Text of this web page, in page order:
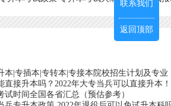
本|专插本|专转本|专接本院校招生计划及专业
直接升本吗？2022年大专当兵可以直接升本！
试时间全国各省汇总（预估参考）
联系我们
返回顶部